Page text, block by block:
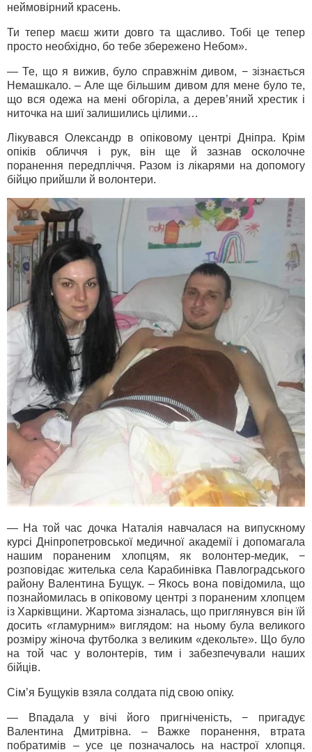
неймовірний красень.
Ти тепер маєш жити довго та щасливо. Тобі це тепер
просто необхідно, бо тебе збережено Небом».
— Те, що я вижив, було справжнім дивом, − зізнається
Немашкало. – Але ще більшим дивом для мене було те,
що вся одежа на мені обгоріла, а дерев’яний хрестик і
ниточка на шиї залишились цілими…
Лікувався Олександр в опіковому центрі Дніпра. Крім
опіків обличчя і рук, він ще й зазнав осколочне
поранення передпліччя. Разом із лікарями на допомогу
бійцю прийшли й волонтери.
— На той час дочка Наталія навчалася на випускному
курсі Дніпропетровської медичної академії і допомагала
нашим пораненим хлопцям, як волонтер-медик, −
розповідає жителька села Карабинівка Павлоградського
району Валентина Бущук. – Якось вона повідомила, що
познайомилась в опіковому центрі з пораненим хлопцем
із Харківщини. Жартома зізналась, що приглянувся він їй
досить «гламурним» виглядом: на ньому була великого
розміру жіноча футболка з великим «декольте». Що було
на той час у волонтерів, тим і забезпечували наших
бійців.
Сім’я Бущуків взяла солдата під свою опіку.
— Впадала у вічі його пригніченість, − пригадує
Валентина Дмитрівна. – Важке поранення, втрата
побратимів – усе це позначалось на настрої хлопця.